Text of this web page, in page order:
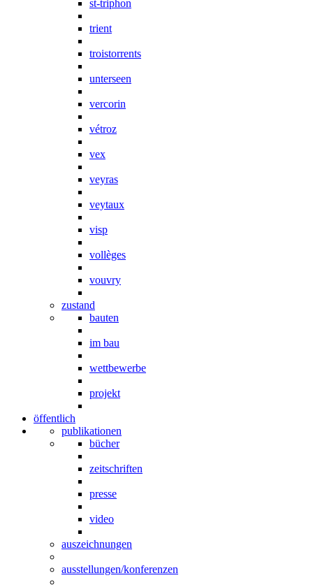
st-triphon
trient
troistorrents
unterseen
vercorin
vétroz
vex
veyras
veytaux
visp
vollèges
vouvry
zustand
bauten
im bau
wettbewerbe
projekt
öffentlich
publikationen
bücher
zeitschriften
presse
video
auszeichnungen
ausstellungen/konferenzen